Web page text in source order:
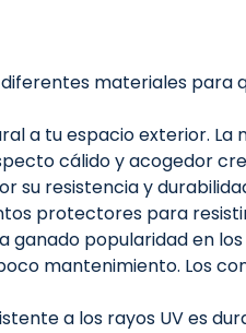
materiales para
a tu espacio exterior.
cálido y acogedor
su resistencia y
protectores para
ganado popularidad en
mantenimiento. Los
a los rayos UV es